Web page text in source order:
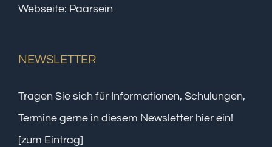
Webseite: Paarsein
NEWSLETTER
Tragen Sie sich für Informationen, Schulungen,
Termine gerne in diesem Newsletter hier ein!
[zum Eintrag]